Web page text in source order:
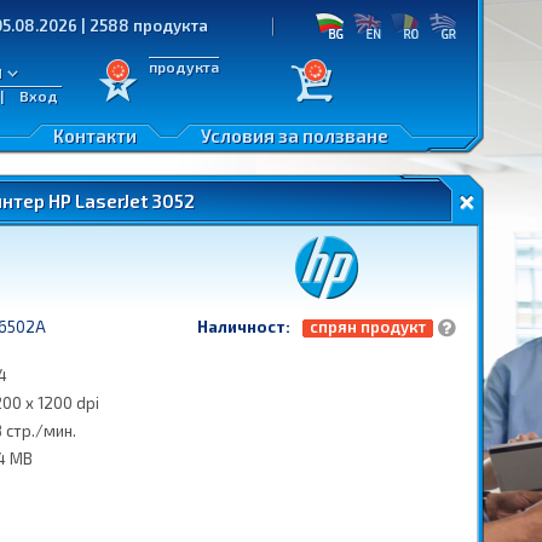
| 2588 продукта
Вход
продукта
Условия за ползване
Контакти
HP LaserJet 3052
x 1200 dpi
стр./мин.
MB
Наличност: спрян продукт